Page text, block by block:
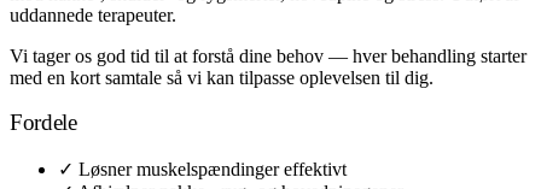
uddannede terapeuter.
Vi tager os god tid til at forstå dine behov — hver behandling starter
med en kort samtale så vi kan tilpasse oplevelsen til dig.
Fordele
✓ Løsner muskelspændinger effektivt